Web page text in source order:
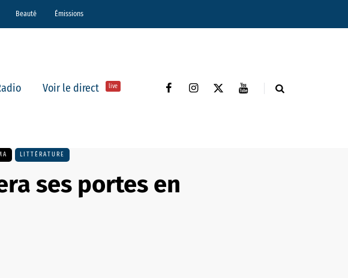
Beauté Émissions
Voir le direct live
LITTÉRATURE
ses portes en